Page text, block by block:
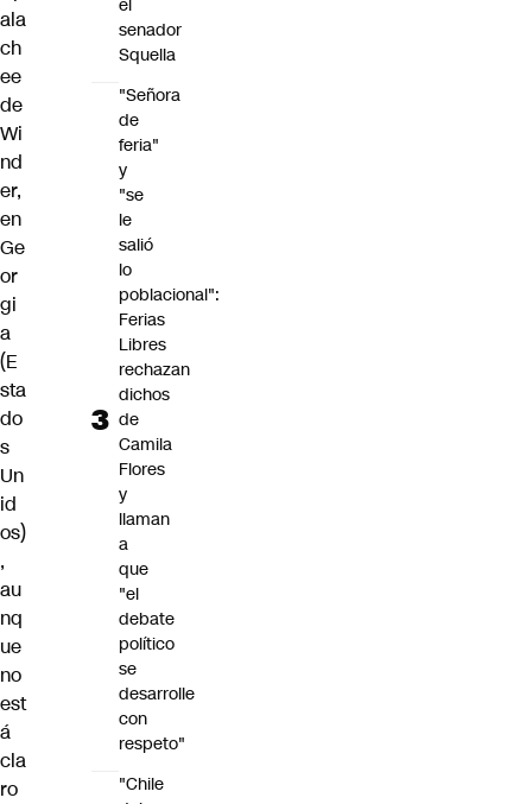
ala
ch
ee
de
Wi
nd
er,
en
Ge
or
gi
a
(E
sta
do
s
Un
id
os)
,
au
nq
ue
no
est
á
cla
ro
el
senador
Squella
"Señora
de
feria"
y
"se
le
salió
lo
poblacional":
Ferias
Libres
rechazan
dichos
de
Camila
Flores
y
llaman
a
que
"el
debate
político
se
desarrolle
con
respeto"
"Chile